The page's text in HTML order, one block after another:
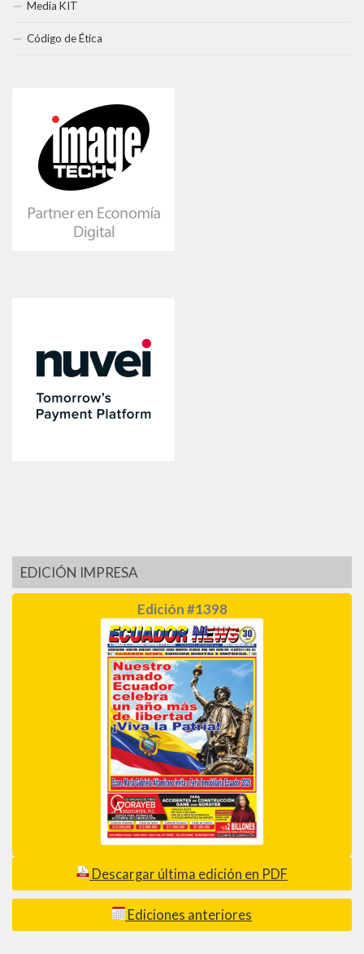
Media KIT
Código de Ética
EDICIÓN IMPRESA
Edición #1398
Descargar última edición en PDF
Ediciones anteriores